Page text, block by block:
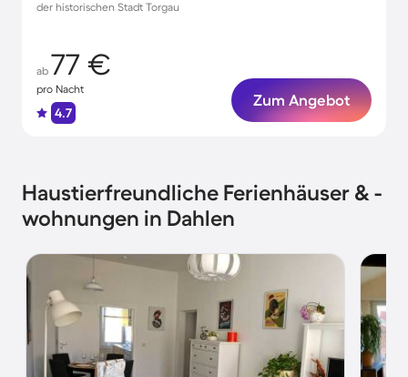
der historischen Stadt Torgau
ab 77 €
pro Nacht
4.7
Zum Angebot
Haustierfreundliche Ferienhäuser & -
wohnungen in Dahlen